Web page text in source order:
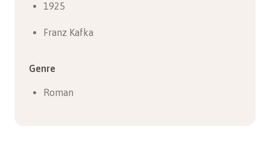
1925
Franz Kafka
Genre
Roman